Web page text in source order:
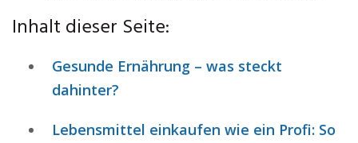
Inhalt dieser Seite:
Gesunde Ernährung – was steckt
dahinter?
Lebensmittel einkaufen wie ein Profi: So